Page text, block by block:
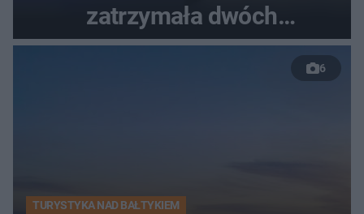
zatrzymała dwóch
nastolatków
6
TURYSTYKA NAD BAŁTYKIEM